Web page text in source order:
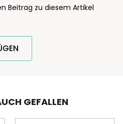
Beitrag zu diesem Artikel
GEFALLEN